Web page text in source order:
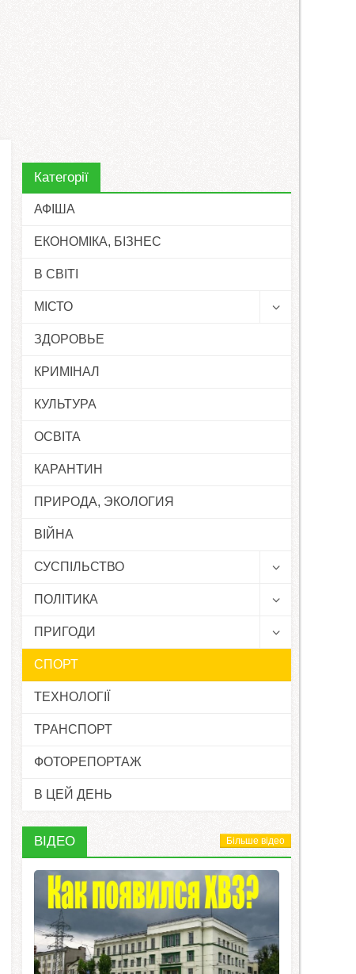
Категорії
АФІША
ЕКОНОМІКА, БІЗНЕС
В СВІТІ
МІСТО
ЗДОРОВЬЕ
КРИМІНАЛ
КУЛЬТУРА
ОСВІТА
КАРАНТИН
ПРИРОДА, ЭКОЛОГИЯ
ВІЙНА
СУСПІЛЬСТВО
ПОЛІТИКА
ПРИГОДИ
СПОРТ
ТЕХНОЛОГІЇ
ТРАНСПОРТ
ФОТОРЕПОРТАЖ
В ЦЕЙ ДЕНЬ
ВІДЕО Більше відео